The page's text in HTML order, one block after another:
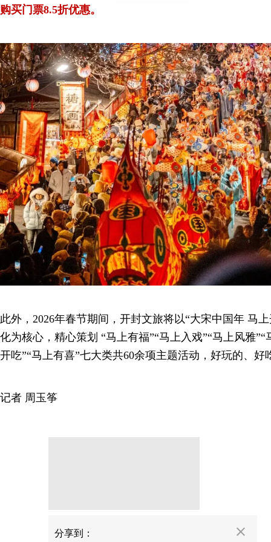
购买门票8.5折优惠。
此外，2026年春节期间，开封文旅将以“大宋中国年 马
化为核心，精心策划 “马上有福”“马上入戏”“马上风雅”“
开吃”“马上有喜”七大类共60余项主题活动，好玩的、
记者 周玉筝
分享到：